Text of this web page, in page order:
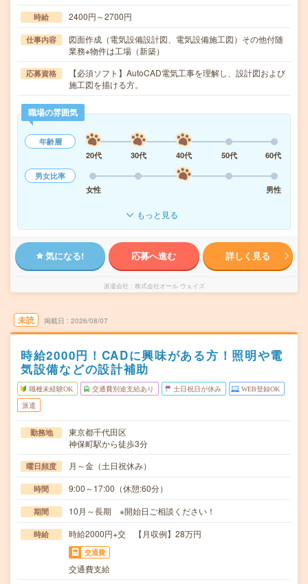
時給 2400円～2700円
仕事内容
図面作成（電気設備設計図、電気設備施工図）その他付随
業務※物件は工場（新築）
応募資格
【必須ソフト】AutoCAD電気工事を理解し、設計図および
施工図を描ける方。
職場の雰囲気
年齢層
20代
30代 40代 50代
60代
男女比率
女性
男性
もっと見る
気になる! 応募へ進む 詳しく見る
派遣会社 株式会社オール ウェイズ
未読 掲載日 2026/08/07
時給2000円！CADに興味がある方！照明や電
気設備などの設計補助
職種未経験OK 交通費別途支給あり 土日祝日が休み WEB登録OK
派遣
勤務地
東京都千代田区
神保町駅から徒歩3分
曜日頻度 月～金（土日祝休み）
時間 9:00～17:00（休憩:60分）
期間 10月～長期 ※開始日ご相談ください！
時給 時給2000円+交 【月収例】28万円
交通費
交通費支給